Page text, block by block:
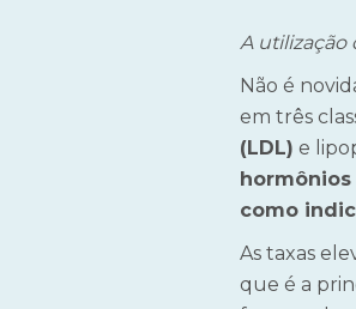
A utilização
Não é
em três
(LDL) e
como
As taxas
que é a